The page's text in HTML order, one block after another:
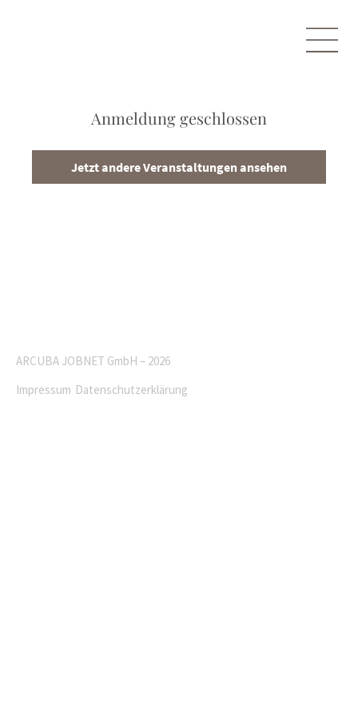
Anmeldung geschlossen
Jetzt andere Veranstaltungen ansehen
ARCUBA JOBNET GmbH – 2026
Impressum Datenschutzerklärung